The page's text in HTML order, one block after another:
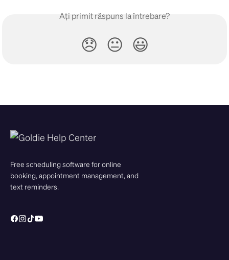
Ați primit răspuns la întrebare?
😞 😐 😃
Free scheduling software for online
booking, appointment management, and
text reminders.